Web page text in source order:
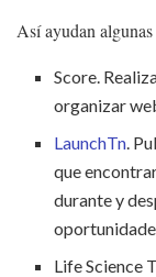
Así ayudan
Score.
organizar
LaunchTn .
que
durante y
Life Science